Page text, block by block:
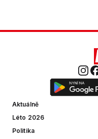
Aktuálně
Léto 2026
Politika